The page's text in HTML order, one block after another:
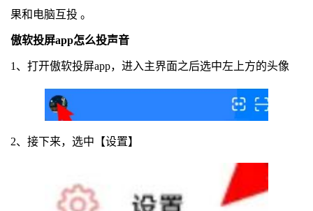
果和电脑互投 。
傲软投屏app怎么投声音
1、打开傲软投屏app，进入主界面之后选中左上方的头像
2、接下来，选中【设置】